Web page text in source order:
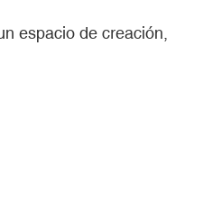
espacio de creación,